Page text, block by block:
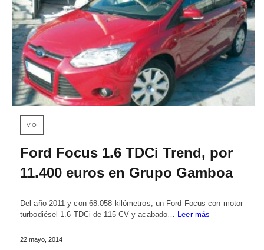
VO
Ford Focus 1.6 TDCi Trend, por
11.400 euros en Grupo Gamboa
Del año 2011 y con 68.058 kilómetros, un Ford Focus con motor
turbodiésel 1.6 TDCi de 115 CV y acabado…
Leer más
22 mayo, 2014